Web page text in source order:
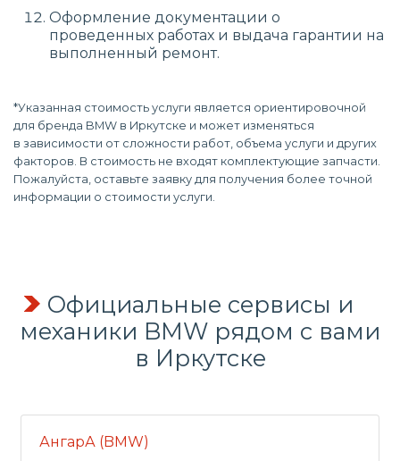
Оформление документации о
проведенных работах и выдача гарантии на
выполненный ремонт.
*Указанная стоимость услуги является ориентировочной
для бренда BMW в Иркутске и может изменяться
в зависимости от сложности работ, объема услуги и других
факторов. В стоимость не входят комплектующие запчасти.
Пожалуйста, оставьте заявку для получения более точной
информации о стоимости услуги.
Официальные сервисы и
механики BMW рядом с вами
в Иркутске
АнгарА (BMW)